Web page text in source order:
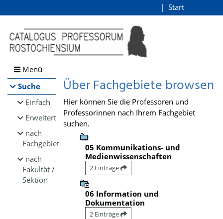
Browsen
direkt zum Inhalt
Start
Menü
Suche
Einfach
Erweitert
nach
Fachgebiet
nach
Fakultät /
Sektion
Über Fachgebiete browsen
Hier können Sie die Professoren und
Professorinnen nach Ihrem Fachgebiet
suchen.
05 Kommunikations- und
Medienwissenschaften
2 Einträge
06 Information und
Dokumentation
2 Einträge